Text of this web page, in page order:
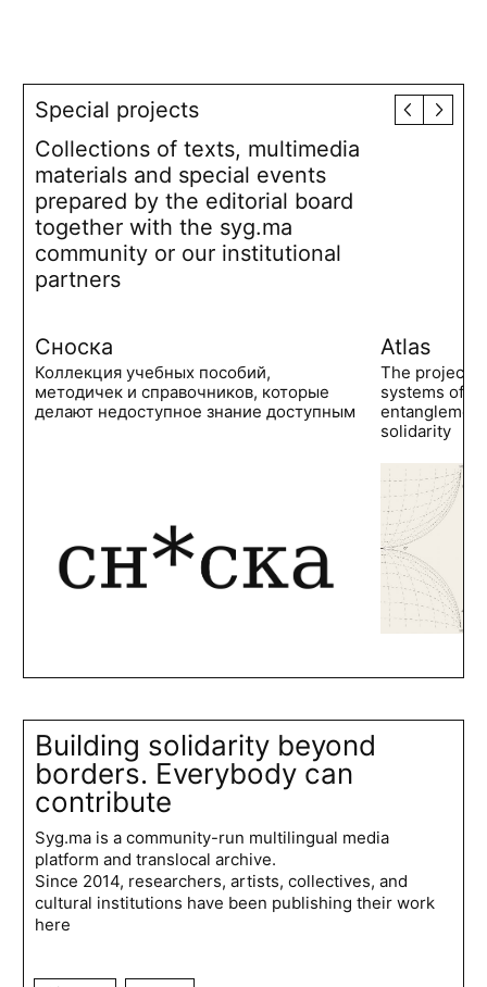
Special projects
Collections of texts, multimedia
materials and special events
prepared by the editorial board
together with the syg.ma
community or our institutional
partners
Сноска
Коллекция учебных пособий,
методичек и справочников, которые
делают недоступное знание доступным
Atlas
The project
systems of
solidarity
Building solidarity beyond
borders. Everybody can
contribute
Syg.ma is a community-run multilingual media
platform and translocal archive.
Since 2014, researchers, artists, collectives, and
cultural institutions have been publishing their work
here